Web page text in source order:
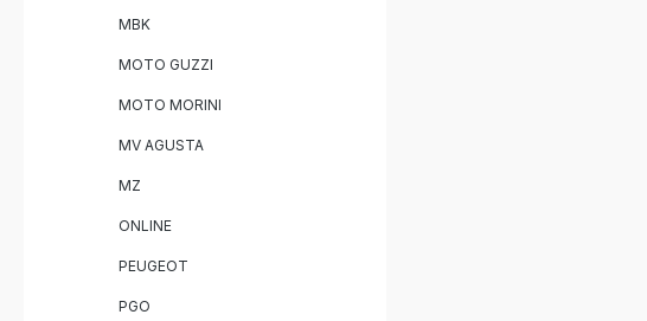
MBK
MOTO GUZZI
MOTO MORINI
MV AGUSTA
MZ
ONLINE
PEUGEOT
PGO